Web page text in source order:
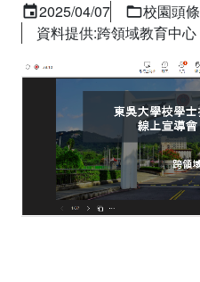
2025/04/07
校園頭條
資料提供:跨領域教育中心